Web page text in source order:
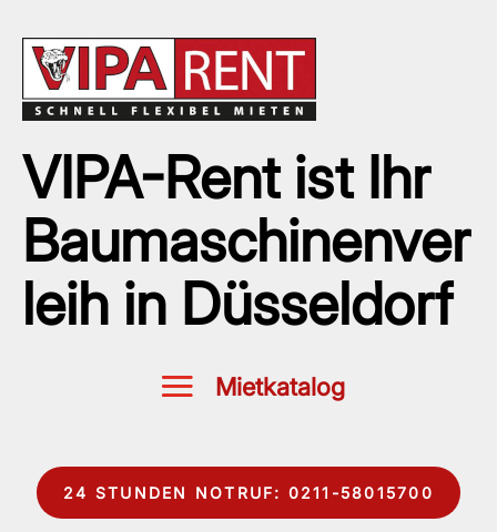
VIPA-Rent ist Ihr
Baumaschinenver
leih in Düsseldorf
24 STUNDEN NOTRUF: 0211-58015700